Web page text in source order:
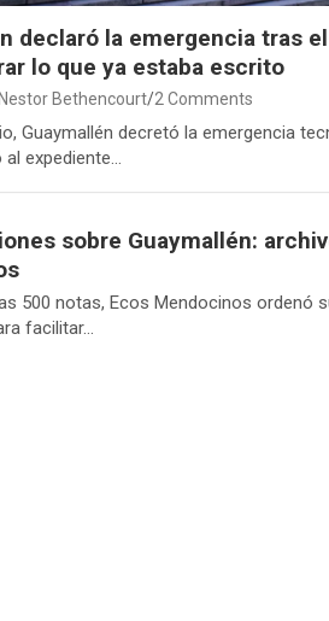
declaró la emergencia tras
lo que ya estaba escrito
Nestor Bethencourt 2 Comments
Guaymallén decretó la emergencia
expediente…
sobre Guaymallén:
500 notas, Ecos Mendocinos ordenó
facilitar…